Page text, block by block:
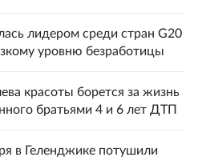
лидером среди стран G20
уровню безработицы
красоты борется за жизнь
братьями 4 и 6 лет ДТП
в Геленджике потушили